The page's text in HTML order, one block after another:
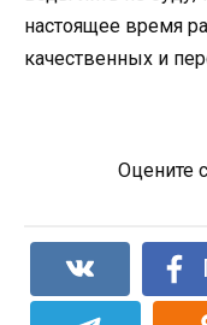
настоящее время
качественных и
Оцените